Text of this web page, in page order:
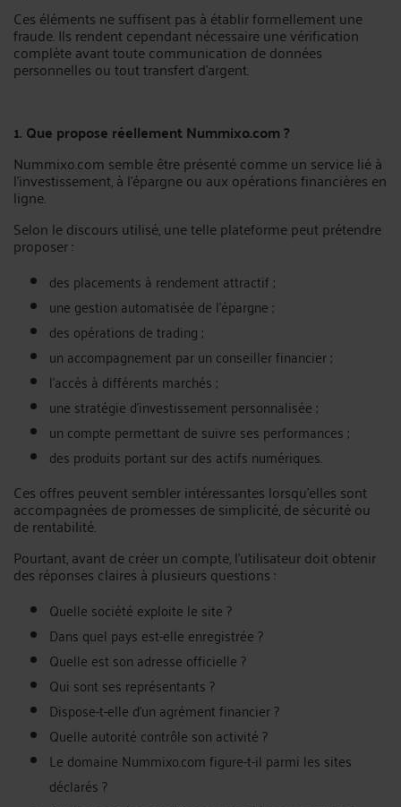
Ces éléments ne suffisent pas à établir formellement une
fraude. Ils rendent cependant nécessaire une vérification
complète avant toute communication de données
personnelles ou tout transfert d’argent.
1. Que propose réellement Nummixo.com ?
Nummixo.com semble être présenté comme un service lié à
l’investissement, à l’épargne ou aux opérations financières en
ligne.
Selon le discours utilisé, une telle plateforme peut prétendre
proposer :
des placements à rendement attractif ;
une gestion automatisée de l’épargne ;
des opérations de trading ;
un accompagnement par un conseiller financier ;
l’accès à différents marchés ;
une stratégie d’investissement personnalisée ;
un compte permettant de suivre ses performances ;
des produits portant sur des actifs numériques.
Ces offres peuvent sembler intéressantes lorsqu’elles sont
accompagnées de promesses de simplicité, de sécurité ou
de rentabilité.
Pourtant, avant de créer un compte, l’utilisateur doit obtenir
des réponses claires à plusieurs questions :
Quelle société exploite le site ?
Dans quel pays est-elle enregistrée ?
Quelle est son adresse officielle ?
Qui sont ses représentants ?
Dispose-t-elle d’un agrément financier ?
Quelle autorité contrôle son activité ?
Le domaine Nummixo.com figure-t-il parmi les sites
déclarés ?